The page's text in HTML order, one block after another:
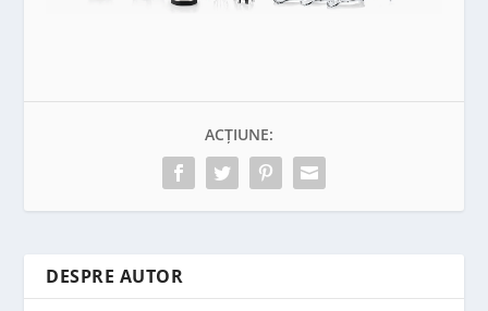
ACȚIUNE:
DESPRE AUTOR